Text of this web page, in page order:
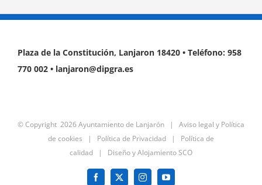
Plaza de la Constitución, Lanjaron 18420 • Teléfono: 958
770 002 • lanjaron@dipgra.es
© Copyright 2026 Ayuntamiento de Lanjarón | Aviso legal y Política
de cookies | Política de Privacidad | Política de
calidad | Diseño y Alojamiento SCO
Facebook
X InstagramYouTube